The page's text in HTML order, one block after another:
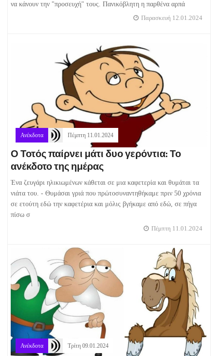
να κάνουν την "προσευχή" τους. Πανικόβλητη η παρθένα αρπά
Παρασκευή 12.01.2024
Ανέκδοτα Πέμπτη 11.01.2024
Ο Τοτός παίρνει μάτι δυο γερόντια: Το
ανέκδοτο της ημέρας
Ένα ζευγάρι ηλικιωμένων κάθεται σε μια καφετερία και θυμάται τα
νιάτα του. - Θυμάσαι γριά που πρώτοσυναντηθήκαμε πριν 50 χρόνια
σε ετούτη εδώ την καφετέρια και μόλις βγήκαμε από εδώ, σε πήγα
πίσω σ
Πέμπτη 11.01.2024
Ανέκδοτα Τρίτη 09.01.2024